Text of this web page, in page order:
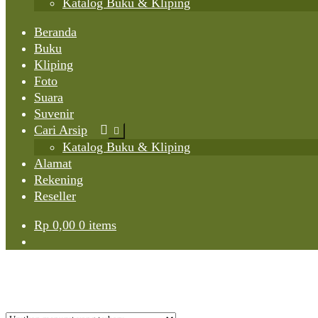
Katalog Buku & Kliping
Beranda
Buku
Kliping
Foto
Suara
Suvenir
Cari Arsip
Expand
child
menu
Katalog Buku & Kliping
Alamat
Rekening
Reseller
Rp 0,00 0 items